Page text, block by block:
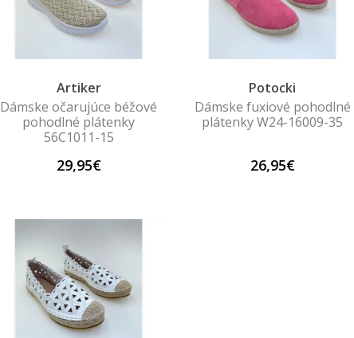
Artiker
Dámske očarujúce béžové
pohodlné plátenky
56C1011-15
29,95€
Potocki
Dámske fuxiové pohodlné
plátenky W24-16009-35
26,95€